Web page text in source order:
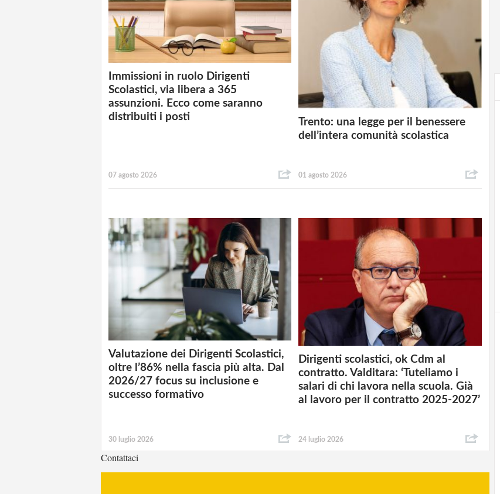
Immissioni in ruolo Dirigenti
Scolastici, via libera a 365
assunzioni. Ecco come saranno
distribuiti i posti
07 agosto 2026
Trento: una legge per il benessere
dell’intera comunità scolastica
01 agosto 2026
Valutazione dei Dirigenti Scolastici,
oltre l’86% nella fascia più alta. Dal
2026/27 focus su inclusione e
successo formativo
30 luglio 2026
Dirigenti scolastici, ok Cdm al
contratto. Valditara: ‘Tuteliamo i
salari di chi lavora nella scuola. Già
al lavoro per il contratto 2025-2027’
24 luglio 2026
Contattaci